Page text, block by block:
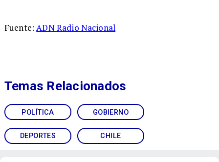
Fuente:ADN Radio Nacional
POLÍTICA GOBIERNO
DEPORTES CHILE
Temas Relacionados